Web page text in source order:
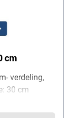
cm
verdeling,
30 cm